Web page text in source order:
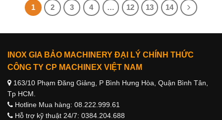
1 2 3 4 … 12 13 14
INOX GIA BẢO MACHINERY ĐẠI LÝ CHÍNH THỨC
CÔNG TY CP MACHINEX VIỆT NAM
163/10 Phạm Đăng Giảng, P Bình Hưng Hòa, Quận Bình Tân,
Tp HCM.
Hotline Mua hàng: 08.222.999.61
Hỗ trợ kỹ thuật 24/7: 0384.204.688